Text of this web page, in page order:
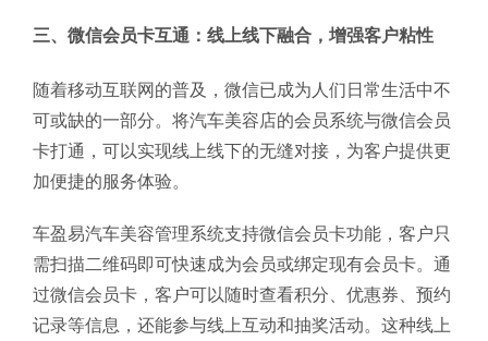
三、微信会员卡互通：线上线下融合，增强客户粘性
随着移动互联网的普及，微信已成为人们日常生活中不
可或缺的一部分。将汽车美容店的会员系统与微信会员
卡打通，可以实现线上线下的无缝对接，为客户提供更
加便捷的服务体验。
车盈易汽车美容管理系统支持微信会员卡功能，客户只
需扫描二维码即可快速成为会员或绑定现有会员卡。通
过微信会员卡，客户可以随时查看积分、优惠券、预约
记录等信息，还能参与线上互动和抽奖活动。这种线上